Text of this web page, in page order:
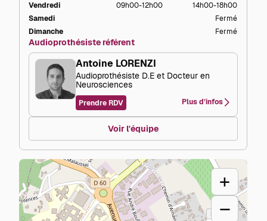
Vendredi
09h00-12h00
14h00-18h00
Samedi
Fermé
Dimanche
Fermé
Audioprothésiste référent
Antoine LORENZI
Audioprothésiste D.E et Docteur en
Neurosciences
Prendre RDV Plus d’infos
Voir l'équipe
+
–